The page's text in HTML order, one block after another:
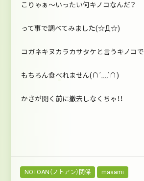
こりゃぁ～いったい何キノコなんだ？
って事で調べてみました(☆Д☆)
コガネキヌカラカサタケと言うキノコで
もちろん食べれません(∩´﹏`∩)
かさが開く前に撤去しなくちゃ！！
NOTOAN（ノトアン）関係 masami